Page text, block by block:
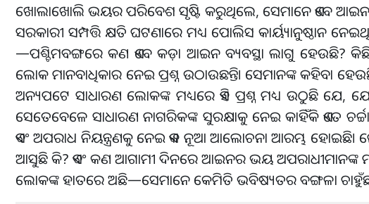
ଖୋଲାଖୋଲି ଭୟର ପରିବେଶ ସୃଷ୍ଟି କରୁଥିଲେ, ସେମାନେ ଏବେ ଆଇନର
ସରକାରୀ ସମ୍ପତ୍ତି କ୍ଷତି ଘଟଣାରେ ମଧ୍ୟ ପୋଲିସ କାର୍ୟ୍ୟାନୁଷ୍ଠାନ
—ପଶ୍ଚିମବଙ୍ଗରେ କଣ ଏବେ କଡ଼ା ଆଇନ ବ୍ୟବସ୍ଥା ଲାଗୁ ହେଉଛି?
ଲୋକ ମାନବାଧିକାର ନେଇ ପ୍ରଶ୍ନ ଉଠାଉଛନ୍ତି। ସେମାନଙ୍କ କହିବା
ଅନ୍ୟପଟେ ସାଧାରଣ ଲୋକଙ୍କ ମଧ୍ୟରେ ଏହି ପ୍ରଶ୍ନ ମଧ୍ୟ ଉଠୁଛି
ସେତେବେଳେ ସାଧାରଣ ନାଗରିକଙ୍କ ସୁରକ୍ଷାକୁ ନେଇ କାହିଁକି ଏତେ
ଏବଂ ଅପରାଧ ନିୟନ୍ତ୍ରଣକୁ ନେଇ ଏକ ନୂଆ ଆଲୋଚନା ଆରମ୍ଭ ହୋଇଛି।
ଆସୁଛି କି? ଏବଂ କଣ ଆଗାମୀ ଦିନରେ ଆଇନର ଭୟ ଅପରାଧୀମାନଙ୍କ
ଲୋକଙ୍କ ହାତରେ ଅଛି—ସେମାନେ କେମିତି ଭବିଷ୍ୟତର ବଙ୍ଗଳା